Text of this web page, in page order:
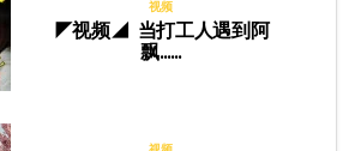
视频
◤视频◢ 当打工人遇到阿
飘……